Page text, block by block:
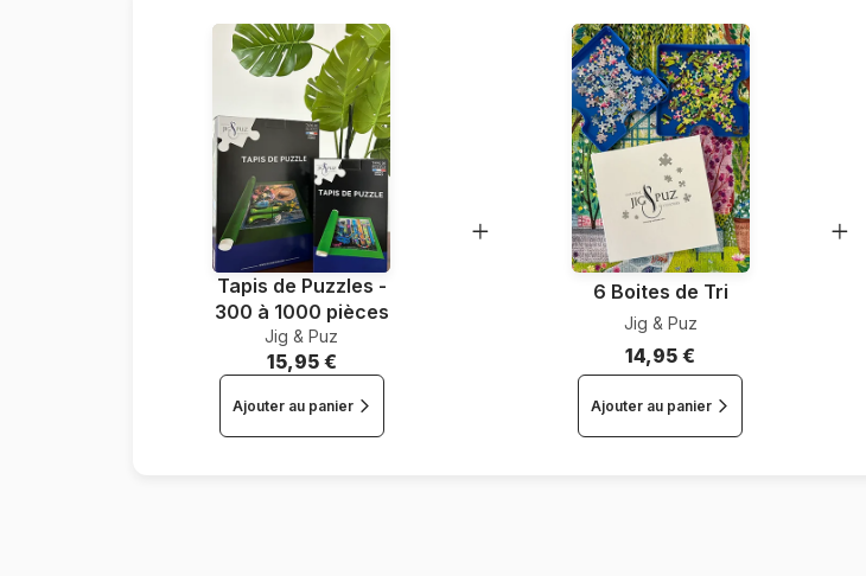
Tapis de Puzzles -
300 à 1000 pièces
Jig & Puz
15,95 €
Ajouter au panier
6 Boites de Tri
Jig & Puz
14,95 €
Ajouter au panier